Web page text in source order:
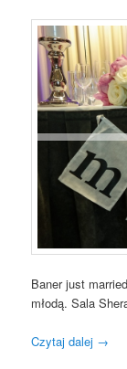
Baner just
młodą. Sala
Czytaj dalej →